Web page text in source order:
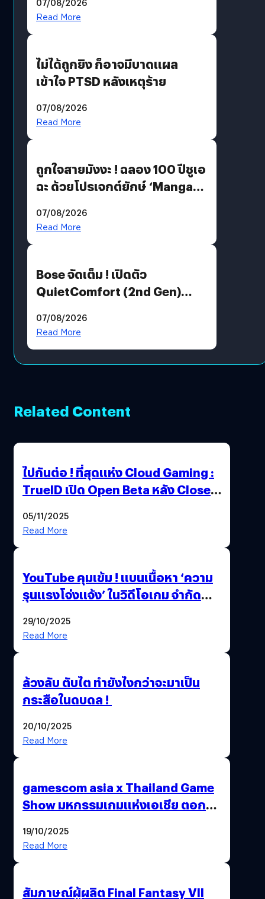
Read More
ไม่ได้ถูกยิง ก็อาจมีบาดแผล
เข้าใจ PTSD หลังเหตุร้าย
07/08/2026
Read More
ถูกใจสายมังงะ ! ฉลอง 100 ปีชูเอ
ฉะ ด้วยโปรเจกต์ยักษ์ ‘Manga
มีภาษาไทยด้วย
07/08/2026
Read More
Bose จัดเต็ม ! เปิดตัว
QuietComfort (2nd Gen)
07/08/2026
Read More
Related Content
ไปกันต่อ ! ที่สุดแห่ง Cloud Gaming :
TrueID เปิด Open Beta หลัง Close
Thailand Game Show 2025 ทะลุ 15
05/11/2025
Read More
YouTube คุมเข้ม ! แบนเนื้อหา ‘ความ
รุนแรงโจ่งแจ้ง’ ในวิดีโอเกม จำกัด
29/10/2025
Read More
ล้วงลับ ตับไต ทำยังไงกว่าจะมาเป็น
กระสือในดบดล !
20/10/2025
Read More
gamescom asia x Thailand Game
Show มหกรรมเกมแห่งเอเชีย ตอกย้ำ
พาณิชย์ร่วมชูความสำเร็จ
19/10/2025
Read More
สัมภาษณ์ผู้ผลิต Final Fantasy VII